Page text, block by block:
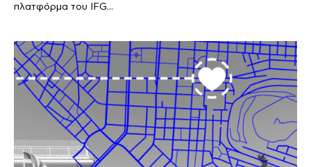
πλατφόρμα του IFG...